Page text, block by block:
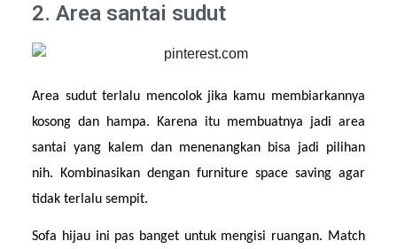
2. Area santai sudut
Area sudut terlalu mencolok jika kamu membiarkannya
kosong dan hampa. Karena itu membuatnya jadi area
santai yang kalem dan menenangkan bisa jadi pilihan
nih. Kombinasikan dengan furniture space saving agar
tidak terlalu sempit.
Sofa hijau ini pas banget untuk mengisi ruangan. Match